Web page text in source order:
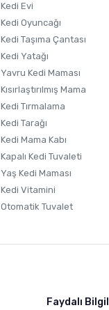
Kedi Evi
Kedi Oyuncağı
Kedi Taşıma Çantası
Kedi Yatağı
Yavru Kedi Maması
Kısırlaştırılmış Mama
Kedi Tırmalama
Kedi Tarağı
Kedi Mama Kabı
Kapalı Kedi Tuvaleti
Yaş Kedi Maması
Kedi Vitamini
Otomatik Tuvalet
Faydalı